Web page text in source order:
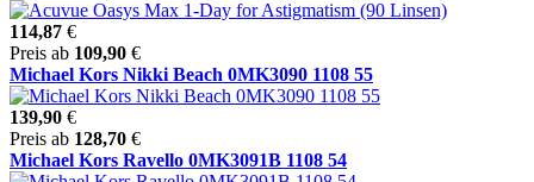
114,87 €
Preis ab 109,90 €
Michael Kors Nikki Beach 0MK3090 1108 55
139,90 €
Preis ab 128,70 €
Michael Kors Ravello 0MK3091B 1108 54